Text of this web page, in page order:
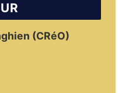
(CRéO)